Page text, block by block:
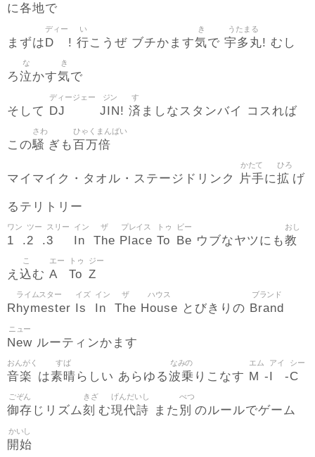
に各地で
まずはD
ディー
! 行
い
こうぜ ブチかます気
き
で 宇多丸
うたまる
! むし
ろ泣
な
かす気
き
で
そして DJ
ディージェー
JIN
ジン
! 済
す
ましなスタンバイ コスれば
この騒
さわ
ぎも百万倍
ひゃくまんばい
マイマイク・タオル・ステージドリンク 片手
かたて
に拡
ひろ
げ
るテリトリー
1
ワン
.2
ツー
.3
スリー
In
イン
The
ザ
Place
プレイス
To
トゥ
Be
ビー
ウブなヤツにも教
おし
え 込
こ
む A
エー
To
トゥ
Z
ジー
Rhymester
ライムスター
Is
イズ
In
イン
The
ザ
House
ハウス
とびきりの Brand
ブランド
New
ニュー
ルーティンかます
音楽
おんがく
は素晴
すば
らしい あらゆる波乗
なみの
りこなす M
エム
-I
アイ
-C
シー
御存
ごぞん
じリズム刻
きざ
む現代詩
げんだいし
また 別
べつ
のルールでゲーム
開始
かいし